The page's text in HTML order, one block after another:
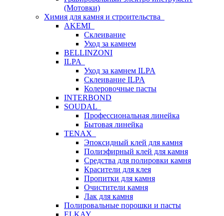
(Мотовки)
Химия для камня и строительства
AKEMI
Склеивание
Уход за камнем
BELLINZONI
ILPA
Уход за камнем ILPA
Склеивание ILPA
Колеровочные пасты
INTERBOND
SOUDAL
Профессиональная линейка
Бытовая линейка
TENAX
Эпоксидный клей для камня
Полиэфирный клей для камня
Средства для полировки камня
Красители для клея
Пропитки для камня
Очистители камня
Лак для камня
Полировальные порошки и пасты
ELKAY